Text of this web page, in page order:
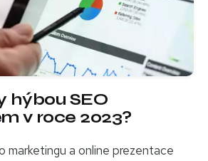
hýbou SEO
v roce 2023?
marketingu a online prezentace